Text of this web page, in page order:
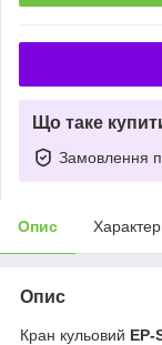
Що таке
Замовлення
Опис
Опис
Кран кульовий EP-